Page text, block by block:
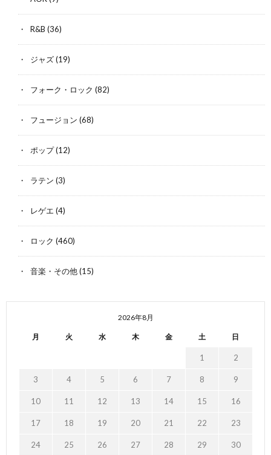
R&B (36)
ジャズ(19)
フォーク・ロック (82)
フュージョン (68)
ポップ(12)
ラテン (3)
レゲエ (4)
ロック (460)
音楽・その他(15)
2026年8月
月 火 水 木 金 土 日
1 2
3 4 5 6 7 8 9
10 11 12 13 14 15 16
17 18 19 20 21 22 23
24 25 26 27 28 29 30